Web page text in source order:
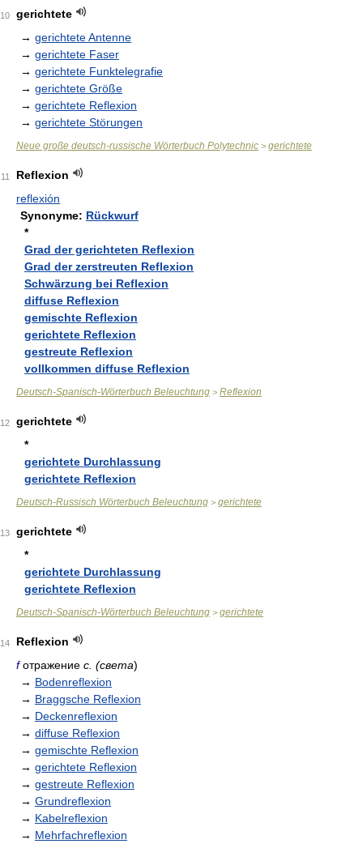
10
gerichtete
→ gerichtete Antenne
→ gerichtete Faser
→ gerichtete Funktelegrafie
→ gerichtete Größe
→ gerichtete Reflexion
→ gerichtete Störungen
Neue große deutsch-russische Wörterbuch Polytechnic > gerichtete
11
Reflexion
reflexión
Synonyme: Rückwurf
*
Grad der gerichteten Reflexion
Grad der zerstreuten Reflexion
Schwärzung bei Reflexion
diffuse Reflexion
gemischte Reflexion
gerichtete Reflexion
gestreute Reflexion
vollkommen diffuse Reflexion
Deutsch-Spanisch-Wörterbuch Beleuchtung > Reflexion
12
gerichtete
*
gerichtete Durchlassung
gerichtete Reflexion
Deutsch-Russisch Wörterbuch Beleuchtung > gerichtete
13
gerichtete
*
gerichtete Durchlassung
gerichtete Reflexion
Deutsch-Spanisch-Wörterbuch Beleuchtung > gerichtete
14
Reflexion
fотражение с. (света)
→ Bodenreflexion
→ Braggsche Reflexion
→ Deckenreflexion
→ diffuse Reflexion
→ gemischte Reflexion
→ gerichtete Reflexion
→ gestreute Reflexion
→ Grundreflexion
→ Kabelreflexion
→ Mehrfachreflexion